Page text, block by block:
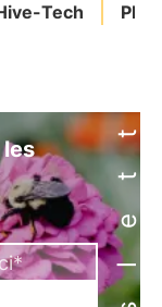
Tech